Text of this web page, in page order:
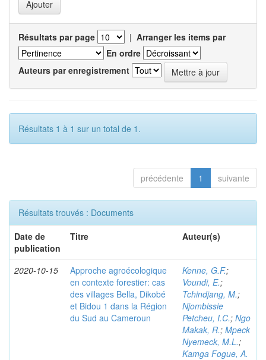
Résultats par page | Arranger les items par
En ordre
Auteurs par enregistrement
Résultats 1 à 1 sur un total de 1.
précédente 1 suivante
Résultats trouvés : Documents
Date de
publication
Titre Auteur(s)
2020-10-15
Approche agroécologique
en contexte forestier: cas
des villages Bella, Dikobé
et Bidou 1 dans la Région
du Sud au Cameroun
Kenne, G.F.;
Voundi, E.;
Tchindjang, M.;
Njombissie
Petcheu, I.C.; Ngo
Makak, R.; Mpeck
Nyemeck, M.L.;
Kamga Fogue, A.